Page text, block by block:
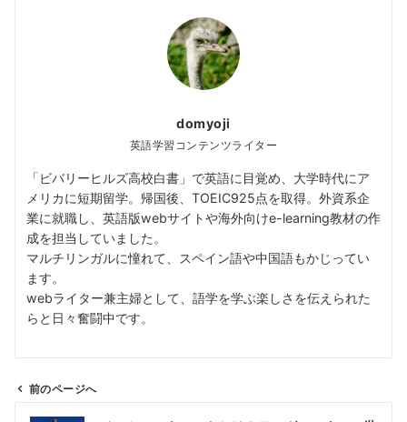
domyoji
英語学習コンテンツライター
「ビバリーヒルズ高校白書」で英語に目覚め、大学時代にア
メリカに短期留学。帰国後、TOEIC925点を取得。外資系企
業に就職し、英語版webサイトや海外向けe-learning教材の作
成を担当していました。
マルチリンガルに憧れて、スペイン語や中国語もかじってい
ます。
webライター兼主婦として、語学を学ぶ楽しさを伝えられた
らと日々奮闘中です。
前のページへ